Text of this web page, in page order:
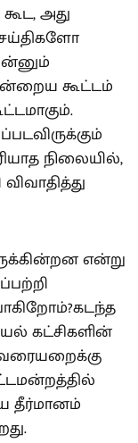
அது
கூட்டம்
நிலையில்,
என்று
கட்சிகளின்
தீர்மானம்